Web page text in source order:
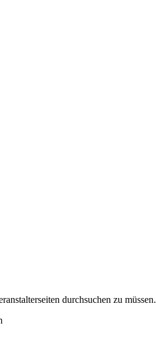
durchsuchen zu müssen.